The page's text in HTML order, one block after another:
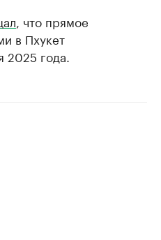
, что прямое
в Пхукет
2025 года.